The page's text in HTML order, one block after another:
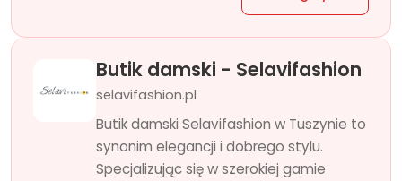
Butik damski - Selavifashion
selavifashion.pl
Butik damski Selavifashion w Tuszynie to
synonim elegancji i dobrego stylu.
Specjalizując się w szerokiej gamie